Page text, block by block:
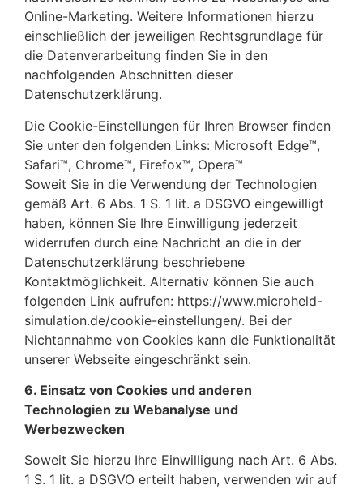
Online-Marketing. Weitere Informationen hierzu
einschließlich der jeweiligen Rechtsgrundlage für
die Datenverarbeitung finden Sie in den
nachfolgenden Abschnitten dieser
Datenschutzerklärung.
Die Cookie-Einstellungen für Ihren Browser finden
Sie unter den folgenden Links: Microsoft Edge™,
Safari™, Chrome™, Firefox™, Opera™
Soweit Sie in die Verwendung der Technologien
gemäß Art. 6 Abs. 1 S. 1 lit. a DSGVO eingewilligt
haben, können Sie Ihre Einwilligung jederzeit
widerrufen durch eine Nachricht an die in der
Datenschutzerklärung beschriebene
Kontaktmöglichkeit. Alternativ können Sie auch
folgenden Link aufrufen: https://www.microheld-
simulation.de/cookie-einstellungen/. Bei der
Nichtannahme von Cookies kann die Funktionalität
unserer Webseite eingeschränkt sein.
6. Einsatz von Cookies und anderen
Technologien zu Webanalyse und
Werbezwecken
Soweit Sie hierzu Ihre Einwilligung nach Art. 6 Abs.
1 S. 1 lit. a DSGVO erteilt haben, verwenden wir auf